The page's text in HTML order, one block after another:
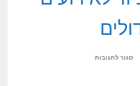
סגור לתגובות